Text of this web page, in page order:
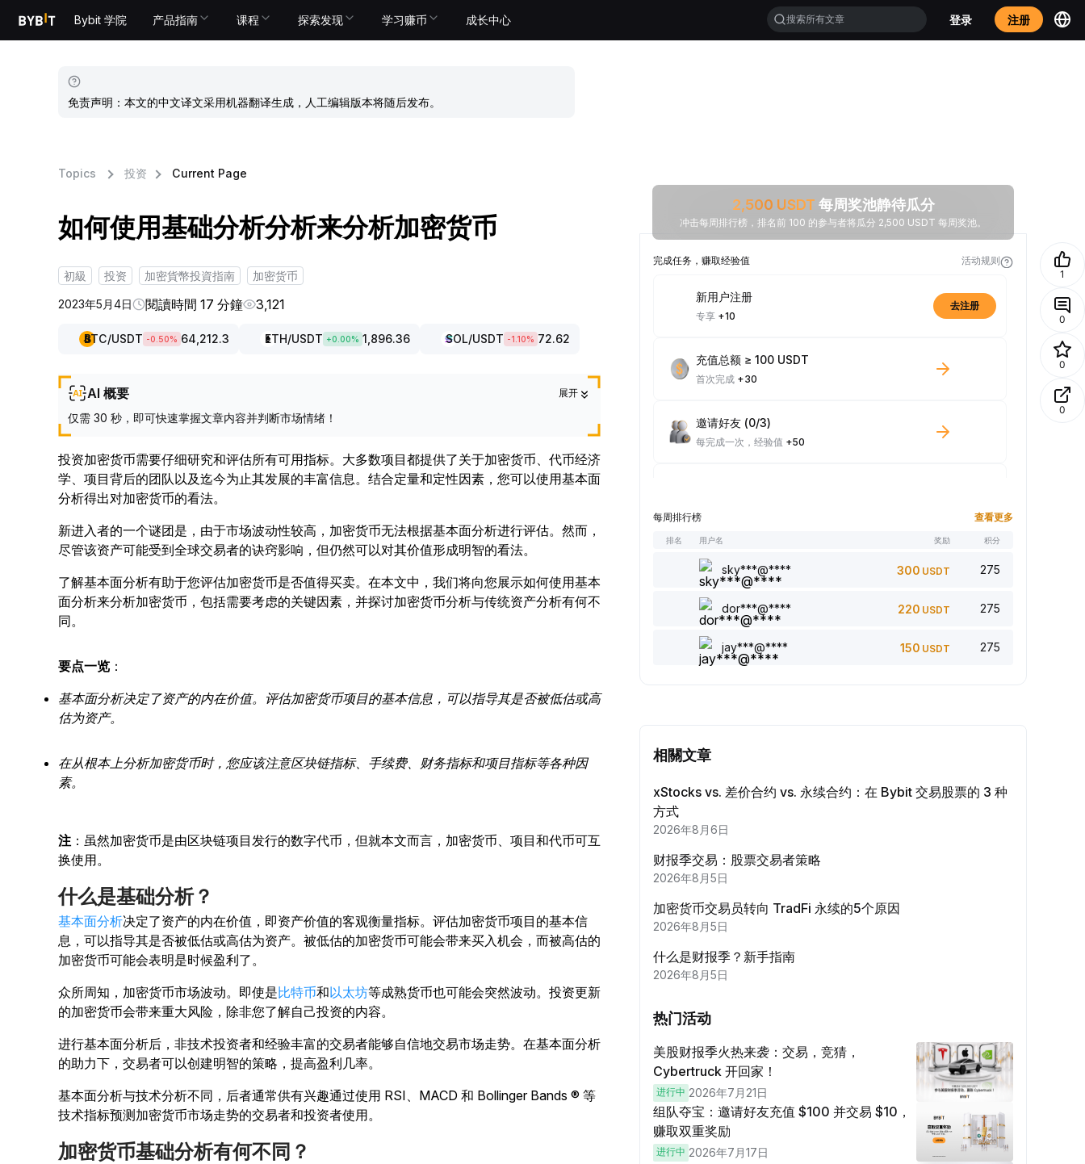
Bybit 学院 产品指南 课程 探索发现 学习赚币 成长中心 登录 注册
免责声明：本文的中文译文采用机器翻译生成，人工编辑版本将随后发布。
Topics 投资 Current Page
如何使用基础分析分析来分析加密货币
初級 投资 加密貨幣投資指南 加密货币
2023年5月4日 閱讀時間 17 分鐘 3,121
BTC/USDT -0.50% 64,212.3 ETH/USDT +0.00% 1,896.36 SOL/USDT -1.10% 72.62
AI 概要 展开
仅需 30 秒，即可快速掌握文章内容并判断市场情绪！
投资加密货币需要仔细研究和评估所有可用指标。大多数项目都提供了关于加密货币、代币经济
学、项目背后的团队以及迄今为止其发展的丰富信息。 结合定量和定性因素，您可以使用基本面
分析得出对加密货币的看法。
新进入者的一个谜团是，由于市场波动性较高，加密货币无法根据基本面分析进行评估。然而，
尽管该资产可能受到全球交易者的诀窍影响，但仍然可以对其价值形成明智的看法。
了解基本面分析有助于您评估加密货币是否值得买卖。在本文中，我们将向您展示如何使用基本
面分析来分析加密货币，包括需要考虑的关键因素，并探讨加密货币分析与传统资产分析有何不
同。
要点一览 ：
基本面分析决定了资产的内在价值。评估加密货币项目的基本信息，可以指导其是否被低估或高
估为资产。
在从根本上分析加密货币时，您应该注意区块链指标、手续费、财务指标和项目指标等各种因
素。
注 ：虽然加密货币是由区块链项目发行的数字代币，但就本文而言，加密货币、项目和代币可互
换使用。
什么是基础分析？
基本面分析决定了资产的内在价值，即资产价值的客观衡量指标。评估加密货币项目的基本信
息，可以指导其是否被低估或高估为资产。被低估的加密货币可能会带来买入机会，而被高估的
加密货币可能会表明是时候盈利了。
众所周知，加密货币市场波动。即使是比特币和以太坊等成熟货币也可能会突然波动。投资更新
的加密货币会带来重大风险，除非您了解自己投资的内容。
进行基本面分析后，非技术投资者和经验丰富的交易者能够自信地交易市场走势。在基本面分析
的助力下，交易者可以创建明智的策略，提高盈利几率。
基本面分析与技术分析不同，后者通常供有兴趣通过使用 RSI、MACD 和 Bollinger Bands ® 等
技术指标预测加密货币市场走势的交易者和投资者使用。
加密货币基础分析有何不同？
2,500 USDT 每周奖池静待瓜分
冲击每周排行榜，排名前 100 的参与者将瓜分 2,500 USDT 每周奖池。
完成任务，赚取经验值 活动规则
新用户注册
专享 +10
去注册
充值总额 ≥ 100 USDT
首次完成 +30
邀请好友 (0/3)
每完成一次，经验值 +50
浏览文章 (0/5)
每完成一次，经验值+1
发表/回复评论 (0/5)
每完成一次，经验值
每完成一次，经验值
达成至少 $100 机器人交易量
完成身份认证
首次完成
申购至少 10 USDT 理财
每完成一次，经验值
期权交易量 ≥ $2000
每完成一次，经验值
每周排行榜 查看更多
排名 用户名 奖励 积分
sky***@**** 300 USDT 275
dor***@**** 220 USDT 275
jay***@**** 150 USDT 275
相關文章
xStocks vs. 差价合约 vs. 永续合约：在 Bybit 交易股票的 3 种
方式
2026年8月6日
财报季交易：股票交易者策略
2026年8月5日
加密货币交易员转向 TradFi 永续的5个原因
2026年8月5日
什么是财报季？新手指南
2026年8月5日
热门活动
美股财报季火热来袭：交易，竞猜，
Cybertruck 开回家！
进行中 2026年7月21日
组队夺宝：邀请好友充值 $100 并交易 $10，
赚取双重奖励
进行中 2026年7月17日
1
0
0
0